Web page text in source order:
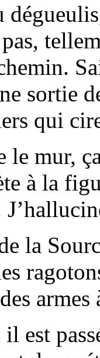
sortie
qui
le mur,
à la
la
est